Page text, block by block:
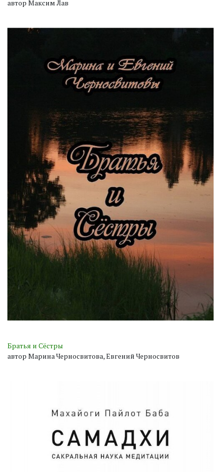
автор Максим Лав
Братья и Сёстры
автор Марина Черносвитова, Евгений Черносвитов